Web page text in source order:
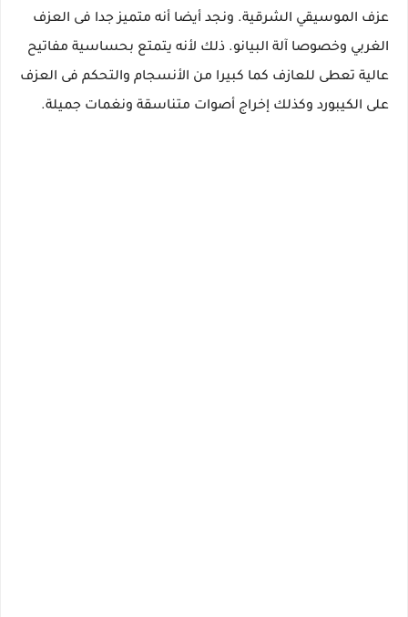
عزف الموسيقي الشرقية. ونجد أيضا أنه متميز جدا فى العزف
الغربي وخصوصا آلة البيانو. ذلك لأنه يتمتع بحساسية مفاتيح
عالية تعطى للعازف كما كبيرا من الأنسجام والتحكم فى العزف
على الكيبورد وكذلك إخراج أصوات متناسقة ونغمات جميلة.